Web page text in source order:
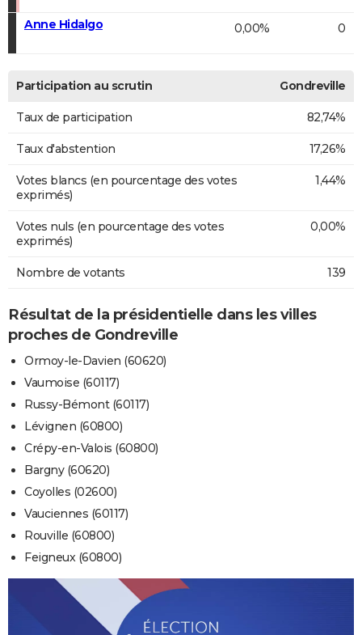
Anne Hidalgo 0,00% 0
Participation au scrutin Gondreville
Taux de participation 82,74%
Taux d'abstention 17,26%
Votes blancs (en pourcentage des votes
exprimés)
1,44%
Votes nuls (en pourcentage des votes
exprimés)
0,00%
Nombre de votants 139
Résultat de la présidentielle dans les villes
proches de Gondreville
Ormoy-le-Davien (60620)
Vaumoise (60117)
Russy-Bémont (60117)
Lévignen (60800)
Crépy-en-Valois (60800)
Bargny (60620)
Coyolles (02600)
Vauciennes (60117)
Rouville (60800)
Feigneux (60800)